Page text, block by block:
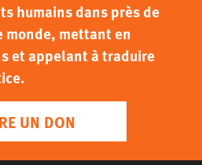
humains dans près de
monde, mettant en
et appelant à traduire
UN DON